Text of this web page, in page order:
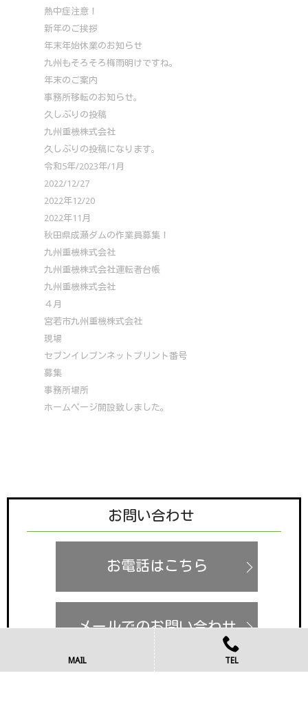
熱中症注意！
新年のご挨拶
年末年始休業のお知らせ
九州もそろそろ梅雨明けですね。
年末のご案内
事務所移転のお知らせ。
久しぶりの投稿
九州重機株式会社
久しぶりの投稿になります。
令和5年/2023年/1月
2022/12/27
2022年12/20
2022年11月
秋田県成瀬ダムの作業員募集！
九州重機株式会社
九州重機株式会社運転者台帳
九州重機株式会社
４月
宮若市九州重機株式会社
現場
セブンイレブンネットプリント番号
募集
事務所場所
ホームページ開設致しました。
お問い合わせ
お電話はこちら
メールでのお問い合わせ
お電話での受付時間は9:00～17:00までとなっております。
MAIL TEL